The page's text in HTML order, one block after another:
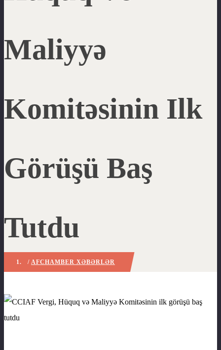
Maliyyə
Komitəsinin Ilk
Görüşü Baş
Tutdu
/ AFCHAMBER XƏBƏRLƏR